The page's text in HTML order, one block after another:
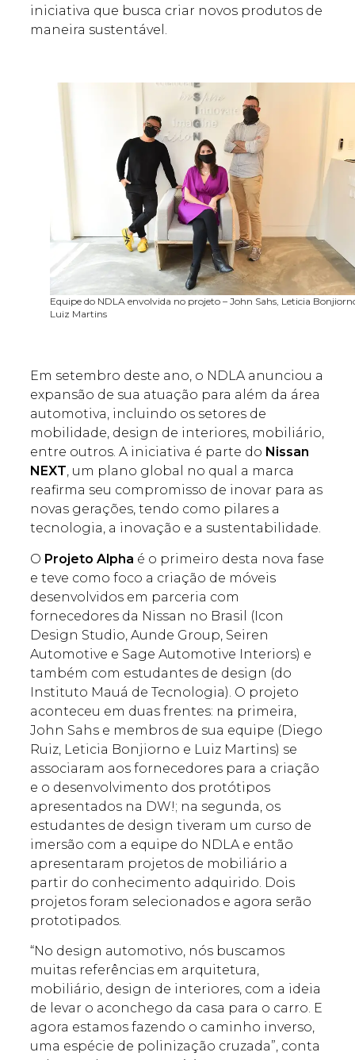
iniciativa que busca criar novos produtos de
maneira sustentável.
Equipe do NDLA envolvida no projeto – John Sahs, Leticia
Luiz Martins
Em setembro deste ano, o NDLA anunciou a
expansão de sua atuação para além da área
automotiva, incluindo os setores de
mobilidade, design de interiores, mobiliário,
entre outros. A iniciativa é parte do Nissan
NEXT, um plano global no qual a marca
reafirma seu compromisso de inovar para as
novas gerações, tendo como pilares a
tecnologia, a inovação e a sustentabilidade.
O Projeto Alpha é o primeiro desta nova fase
e teve como foco a criação de móveis
desenvolvidos em parceria com
fornecedores da Nissan no Brasil (Icon
Design Studio, Aunde Group, Seiren
Automotive e Sage Automotive Interiors) e
também com estudantes de design (do
Instituto Mauá de Tecnologia). O projeto
aconteceu em duas frentes: na primeira,
John Sahs e membros de sua equipe (Diego
Ruiz, Leticia Bonjiorno e Luiz Martins) se
associaram aos fornecedores para a criação
e o desenvolvimento dos protótipos
apresentados na DW!; na segunda, os
estudantes de design tiveram um curso de
imersão com a equipe do NDLA e então
apresentaram projetos de mobiliário a
partir do conhecimento adquirido. Dois
projetos foram selecionados e agora serão
prototipados.
“No design automotivo, nós buscamos
muitas referências em arquitetura,
mobiliário, design de interiores, com a ideia
de levar o aconchego da casa para o carro. E
agora estamos fazendo o caminho inverso,
uma espécie de polinização cruzada”, conta